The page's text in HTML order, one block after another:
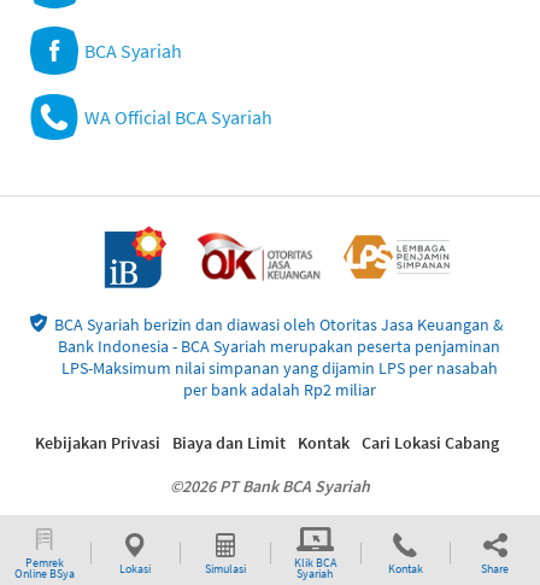
Pemrek
Online BSya Lokasi Simulasi Klik BCA
Syariah Kontak Share
BCA Syariah
WA Official BCA Syariah
BCA Syariah berizin dan diawasi oleh Otoritas Jasa Keuangan &
Bank Indonesia - BCA Syariah merupakan peserta penjaminan
LPS-Maksimum nilai simpanan yang dijamin LPS per nasabah
per bank adalah Rp2 miliar
©2026 PT Bank BCA Syariah
Kebijakan Privasi Biaya dan Limit Kontak Cari Lokasi Cabang